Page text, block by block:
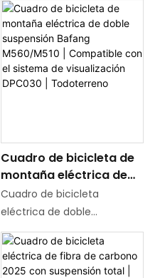
Cuadro de bicicleta de
montaña eléctrica de
doble suspensión
Bafang M560/M510 |
sistema de
visualización DPC030 |
Cuadro de bicicleta
eléctrica de doble
suspensión, diseñado para
un uso todoterreno
exigente. Compatible con el